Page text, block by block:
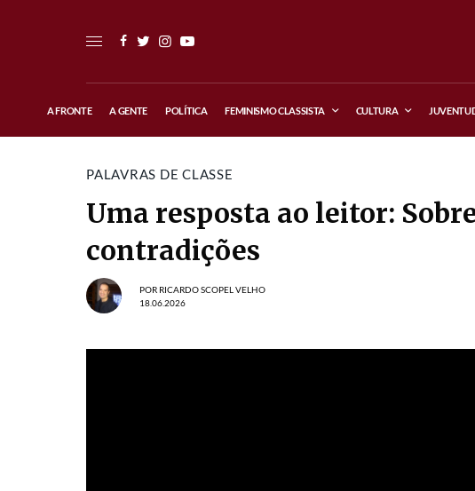
A FRONTE A GENTE POLÍTICA FEMINISMO CLASSISTA CULTURA
PALAVRAS DE CLASSE
Uma resposta ao leitor:
contradições
POR RICARDO SCOPEL VELHO
18.06.2026